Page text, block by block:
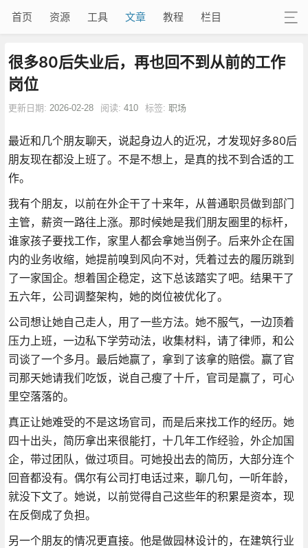
首页 资源 工具 文章 教程 栏目
很多80后失业后，再也回不到从前的工作
岗位
更新日期: 2026-02-28 阅读: 410 标签: 职场
最近和几个朋友聊天，说起身边人的近况，才发现好多80后
朋友现在都没上班了。不是不想上，是真的找不到合适的工
作。
我有个朋友，以前在外企干了十来年，从普通职员做到部门
主管，薪资一路往上涨。那时候她是我们朋友圈里的标杆，
谁家孩子要找工作，家里人都会拿她当例子。后来外企在国
内的业务收缩，她提前嗅到风向不对，凭着过去的履历跳到
了一家国企。想着国企稳定，这下总该踏实了吧。结果干了
五六年，公司调整架构，她的岗位被优化了。
公司想让她自己走人，用了一些方法。她不服气，一边顶着
压力上班，一边私下学劳动法，收集材料，请了律师，和公
司谈了一个多月。最后她赢了，拿到了该拿的赔偿。赢了官
司那天她请我们吃饭，说自己瘦了十斤，官司是赢了，可心
里空落落的。
真正让她难受的不是这场官司，而是后来找工作的经历。她
四十出头，简历拿出来很能打，十几年工作经验，外企加国
企，带过团队，做过项目。可她投出去的简历，大部分连个
回音都没有。偶尔有公司打电话过来，聊几句，一听年龄，
就没下文了。她说，以前觉得自己这些年的积累是资本，现
在反倒成了负担。
另一个朋友的情况更直接。他是做园林设计的，在建筑行业